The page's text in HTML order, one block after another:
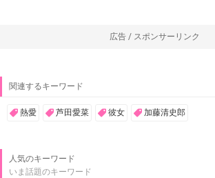
広告 / スポンサーリンク
関連するキーワード
熱愛 芦田愛菜 彼女 加藤清史郎
人気のキーワード
いま話題のキーワード